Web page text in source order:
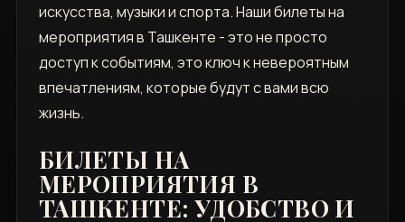
искусства, музыки и спорта. Наши билеты на
мероприятия в Ташкенте - это не просто
доступ к событиям, это ключ к невероятным
впечатлениям, которые будут с вами всю
жизнь.
БИЛЕТЫ НА
МЕРОПРИЯТИЯ В
ТАШКЕНТЕ: УДОБСТВО И